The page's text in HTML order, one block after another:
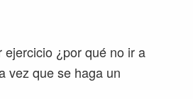
ejercicio ¿por qué no ir a
vez que se haga un